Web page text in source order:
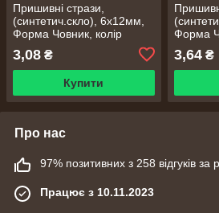
Пришивні стрази,
(синтетич.скло), 6х12мм,
Форма Човник, колір
3,08 ₴
Купити
Форма
3,64₴
Про нас
97% позитивних з 258 відгуків за
Працює з 10.11.2023